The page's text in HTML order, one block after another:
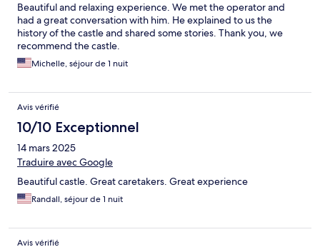
Beautiful and relaxing experience. We met the operator and
had a great conversation with him. He explained to us the
history of the castle and shared some stories. Thank you, we
recommend the castle.
Michelle, séjour de 1 nuit
Avis vérifié
10/10 Exceptionnel
14 mars 2025
Traduire avec Google
Beautiful castle. Great caretakers. Great experience
Randall, séjour de 1 nuit
Avis vérifié